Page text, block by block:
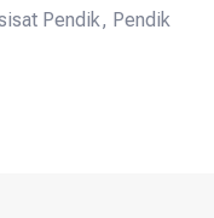
Pendik, Pendik